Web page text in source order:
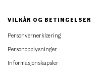
VILKÅR OG BETINGELSER
Personvernerklæring
Personopplysninger
Informasjonskapsler